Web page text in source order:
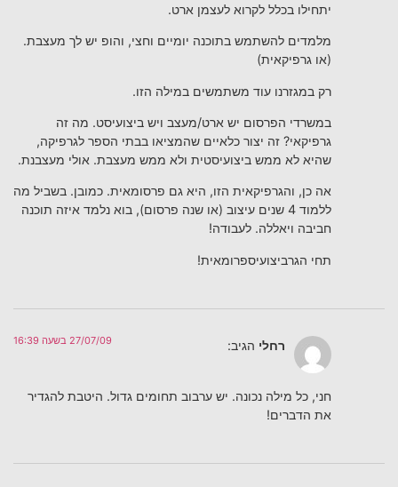
יתחילו בכלל לקרוא לעצמן ארט.
מלמדים להשתמש בתוכנה יומיים וחצי, והופ יש לך מעצבת.
(או גרפיקאית)
רק במגזרנו עוד משתמשים במילה הזו.
במשרדי הפרסום יש ארט/מעצב ויש ביצועיסט. מה זה
גרפיקאי? זה יצור כלאיים שהמציאו בבתי הספר לגרפיקה,
שהיא לא ממש ביצועיסטית ולא ממש מעצבת. אולי מעצבנת.
אה כן, והגרפיקאית הזו, היא גם פרסומאית. כמובן. בשביל מה
ללמוד 4 שנים עיצוב (או שנה פרסום), בוא נלמד איזה תוכנה
חביבה ויאללה. לעבודה!
תחי הגרביצועיספרומאית!
רחלי הגיב: 27/07/09 בשעה 16:39
חני, כל מילה נכונה. יש ערבוב תחומים גדול. היטבת להגדיר
את הדברים!